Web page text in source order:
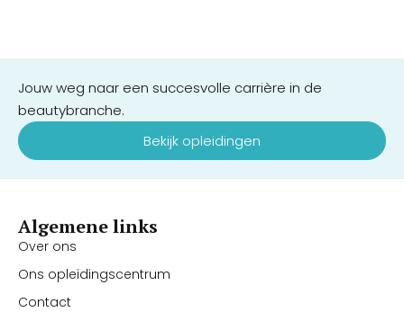
Jouw weg naar een succesvolle carrière in de
beautybranche.
Bekijk opleidingen
Algemene links
Over ons
Ons opleidingscentrum
Contact